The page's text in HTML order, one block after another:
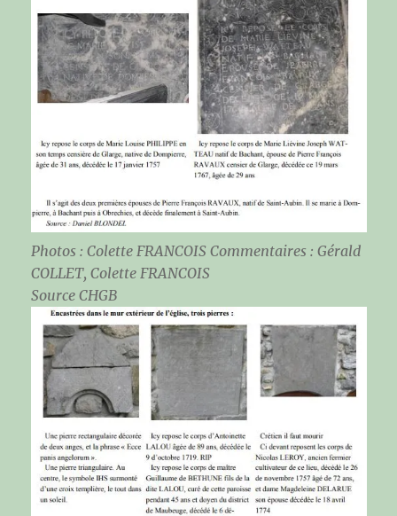
Photos : Colette FRANCOIS Commentaires : Gérald
COLLET, Colette FRANCOIS
Source CHGB